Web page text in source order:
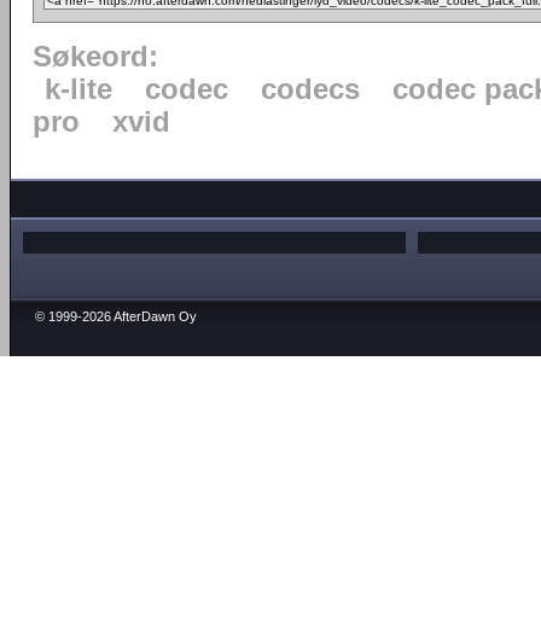
Søkeord:
k-lite
codec codecs
codec
pro
xvid
© 1999-2026 AfterDawn Oy